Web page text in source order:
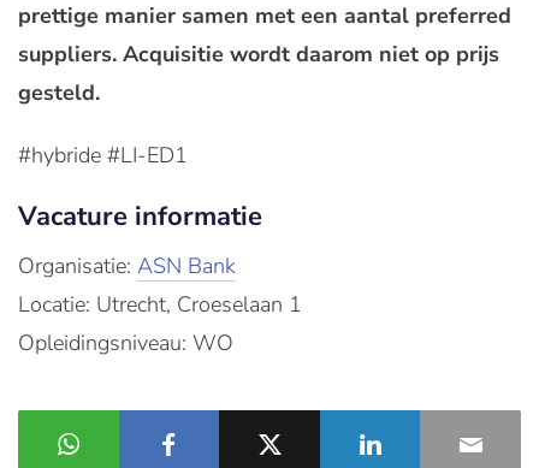
prettige manier samen met een aantal preferred
suppliers. Acquisitie wordt daarom niet op prijs
gesteld.
#hybride #LI-ED1
Vacature informatie
Organisatie: ASN Bank
Locatie: Utrecht, Croeselaan 1
Opleidingsniveau: WO